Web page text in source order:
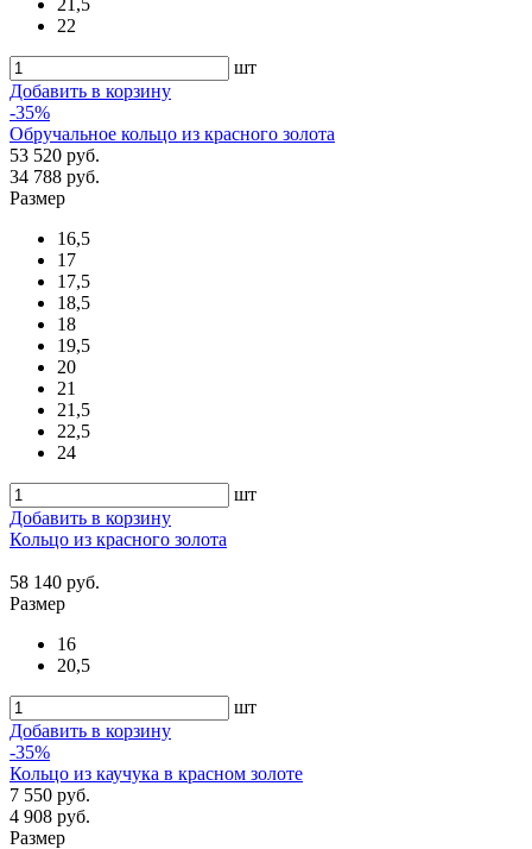
22
шт
Добавить в корзину
-35%
Обручальное кольцо из красного золота
53 520 руб.
34 788 руб.
Размер
16,5
17
17,5
18,5
18
19,5
20
21
21,5
22,5
24
шт
Добавить в корзину
Кольцо из красного золота
58 140 руб.
Размер
16
20,5
шт
Добавить в корзину
-35%
Кольцо из каучука в красном золоте
7 550 руб.
4 908 руб.
Размер